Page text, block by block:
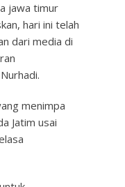
jawa timur
hari ini telah
dari media di
menimpa
Jatim usai